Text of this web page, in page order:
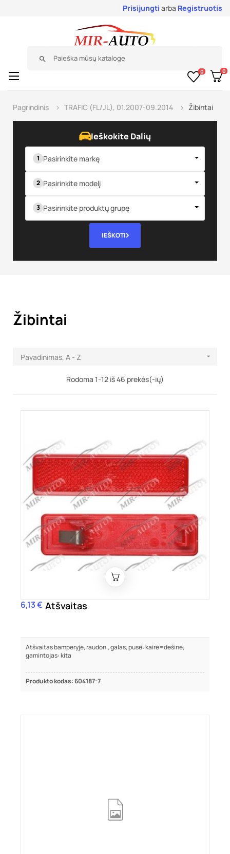
Prisijungti arba Registruotis
search
0 0
Toggle
navigation
☰
Pagrindinis TRAFIC (FL/JL), 01.2007-09.2014 Žibintai
Ieškokite Dalių
Pasirinkite markę
Pasirinkite modelį
Pasirinkite produktų grupę
IEŠKOTI
Žibintai
Pavadinimas, A - Z 
Rodoma 1-12 iš 46 prekės(-ių)
Kaina
6,13 € Atšvaitas
Atšvaitas bamperyje, raudon., galas, pusė: kairė=dešinė,
gamintojas: kita
Produkto kodas: 604187-7